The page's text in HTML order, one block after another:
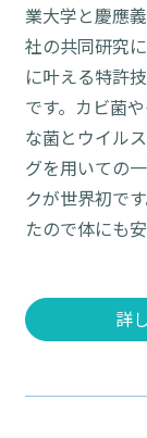
業大学と慶應
社の共同研究
に叶える特許
です。カビ菌
な菌とウイル
グを用いての
クが世界初で
たので体にも安
詳